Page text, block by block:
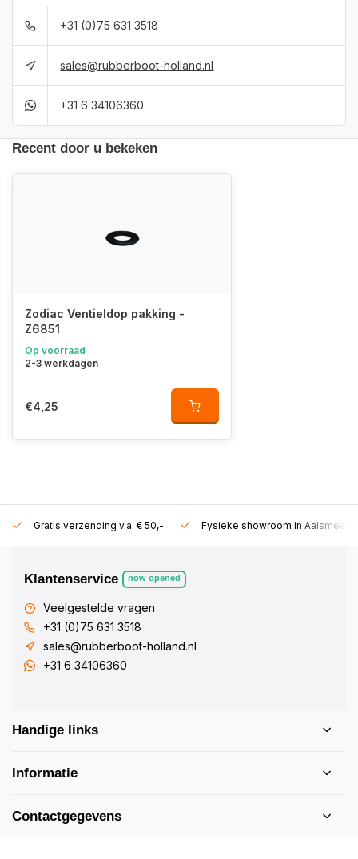
+31 (0)75 631 3518
sales@rubberboot-holland.nl
+31 6 34106360
Recent door u bekeken
Zodiac Ventieldop pakking -
Z6851
Op voorraad
2-3 werkdagen
€4,25
Gratis verzending v.a. € 50,- Fysieke showroom in Aalsmeer!
Klantenservice now opened
Veelgestelde vragen
+31 (0)75 631 3518
sales@rubberboot-holland.nl
+31 6 34106360
Handige links
Informatie
Contactgegevens